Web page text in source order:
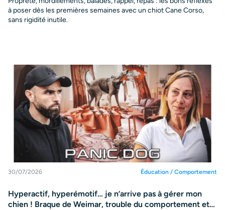
à poser dès les premières semaines avec un chiot Cane Corso,
sans rigidité inutile.
30/07/2026 Éducation / Comportement
Hyperactif, hyperémotif… je n’arrive pas à gérer mon
chien ! Braque de Weimar, trouble du comportement et